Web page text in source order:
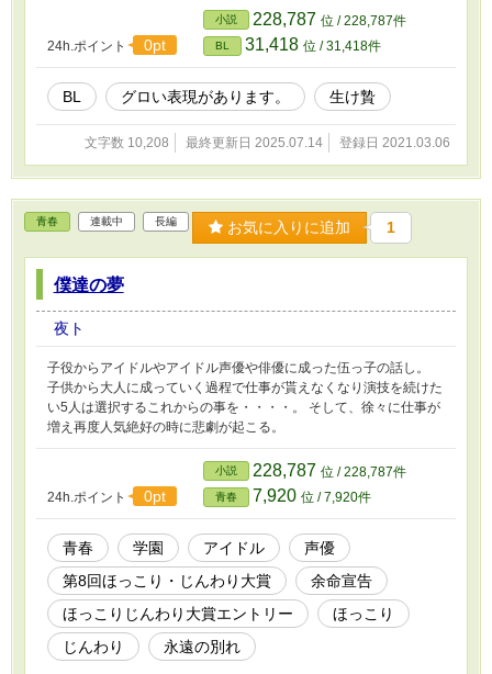
24h.ポイント 0pt
小説 228,787 位 / 228,787件
BL 31,418 位 / 31,418件
BL グロい表現があります。 生け贄
文字数 10,208 最終更新日 2025.07.14 登録日 2021.03.06
青春 連載中 長編 お気に入りに追加 1
僕達の夢
夜ト
子役からアイドルやアイドル声優や俳優に成った伍っ子の話し。
子供から大人に成っていく過程で仕事が貰えなくなり演技を続けた
い5人は選択するこれからの事を・・・・。 そして、徐々に仕事が
増え再度人気絶好の時に悲劇が起こる。
24h.ポイント 0pt
小説 228,787 位 / 228,787件
青春 7,920 位 / 7,920件
青春 学園 アイドル
声優
第8回ほっこり・じんわり大賞
余命宣告
ほっこりじんわり大賞エントリー
ほっこり
じんわり
永遠の別れ